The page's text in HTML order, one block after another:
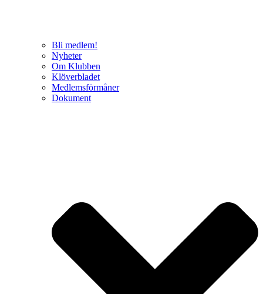
Bli medlem!
Nyheter
Om Klubben
Klöverbladet
Medlemsförmåner
Dokument